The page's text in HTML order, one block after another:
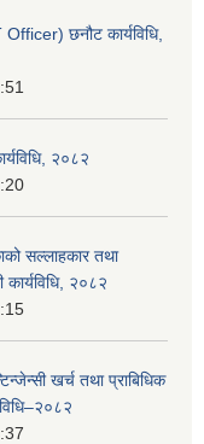
छनौट कार्यविधि,
२०८२
सल्लाहकार तथा
कार्यविधि, २०८२
खर्च तथा प्राबिधिक